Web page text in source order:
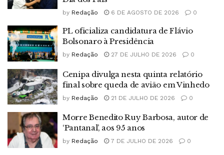
by Redação 6 DE AGOSTO DE 2026 0
PL oficializa candidatura de Flávio
Bolsonaro à Presidência
by Redação 27 DE JULHO DE 2026 0
Cenipa divulga nesta quinta relatório
final sobre queda de avião em Vinhedo
by Redação 21 DE JULHO DE 2026 0
Morre Benedito Ruy Barbosa, autor de
‘Pantanal’, aos 95 anos
by Redação 7 DE JULHO DE 2026 0